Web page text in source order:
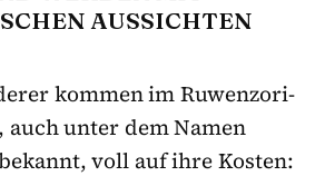
AUSSICHTEN
kommen im Ruwenzori-
auch unter dem Namen
voll auf ihre Kosten: